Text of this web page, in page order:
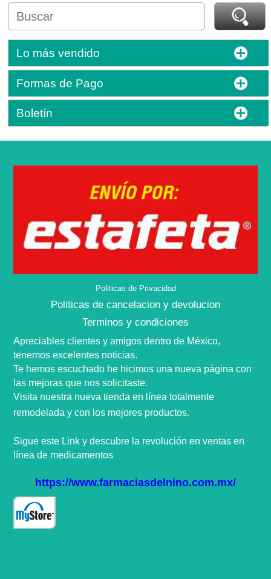
Lo más vendido
Formas de Pago
Boletín
Politicas de Privacidad
Politicas de cancelacion y devolucion
Terminos y condiciones
Apreciables clientes y amigos dentro de México,
tenemos excelentes noticias.
Te hemos escuchado he hicimos una nueva página con
las mejoras que nossolicitaste.
Visita nuestra nueva tienda en línea totalmente
remodelada y con los mejores productos.
Sigue este Link y descubre la revolución en ventas en
línea de medicamentos
https://www.farmaciasdelnino.com.mx/